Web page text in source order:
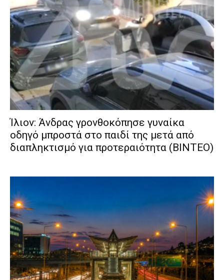
Ίλιον: Άνδρας γρονθοκόπησε γυναίκα
οδηγό μπροστά στο παιδί της μετά από
διαπληκτισμό για προτεραιότητα (ΒΙΝΤΕΟ)